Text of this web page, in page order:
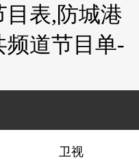
目表,防城港
频道节目单-
卫视